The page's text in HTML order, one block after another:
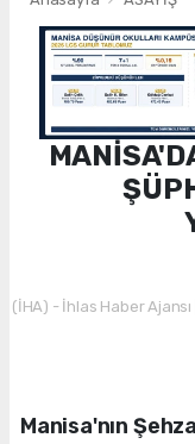
(İHA) - İhlas Haber
Manisa'nın